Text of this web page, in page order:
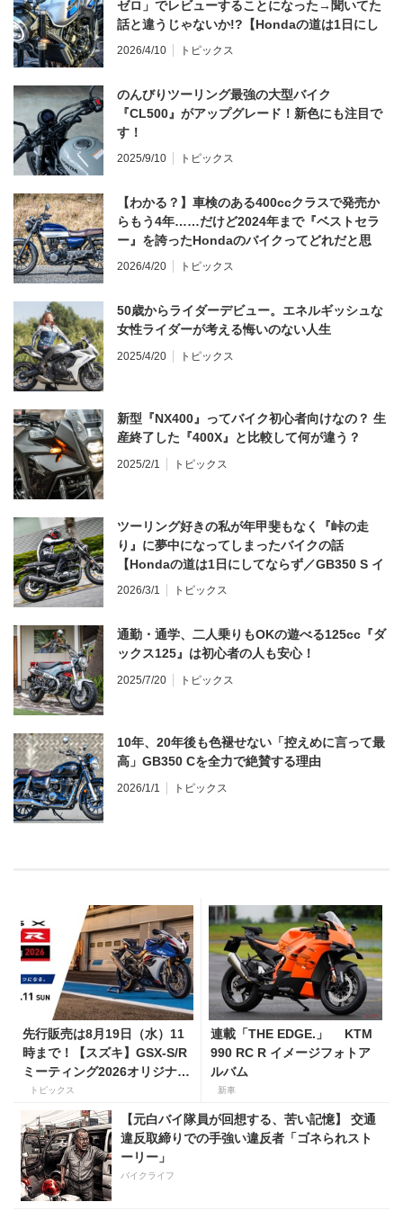
ゼロ」でレビューすることになった→聞いてた
話と違うじゃないか!?【Hondaの道は1日にし
てならず／CB1000F ①第一印象 編】
2026/4/10 トピックス
のんびりツーリング最強の大型バイク
『CL500』がアップグレード！新色にも注目で
す！
2025/9/10 トピックス
【わかる？】車検のある400ccクラスで発売か
らもう4年……だけど2024年まで『ベストセラ
ー』を誇ったHondaのバイクってどれだと思
う？
2026/4/20 トピックス
50歳からライダーデビュー。エネルギッシュな
女性ライダーが考える悔いのない人生
2025/4/20 トピックス
新型『NX400』ってバイク初心者向けなの？ 生
産終了した『400X』と比較して何が違う？
2025/2/1 トピックス
ツーリング好きの私が年甲斐もなく『峠の走
り』に夢中になってしまったバイクの話
【Hondaの道は1日にしてならず／GB350 S イ
ンプレ・レビュー 前編】
2026/3/1 トピックス
通勤・通学、二人乗りもOKの遊べる125cc『ダ
ックス125』は初心者の人も安心！
2025/7/20 トピックス
10年、20年後も色褪せない「控えめに言って最
高」GB350 Cを全力で絶賛する理由
2026/1/1 トピックス
先行販売は8月19日（水）11
時まで！【スズキ】GSX-S/R
ミーティング2026オリジナル
グッズを手に入れよう！
トピックス
連載「THE EDGE.」 KTM
990 RC R イメージフォトア
ルバム
新車
【元白バイ隊員が回想する、苦い記憶】 交通
違反取締りでの手強い違反者「ゴネられスト
ーリー」
バイクライフ